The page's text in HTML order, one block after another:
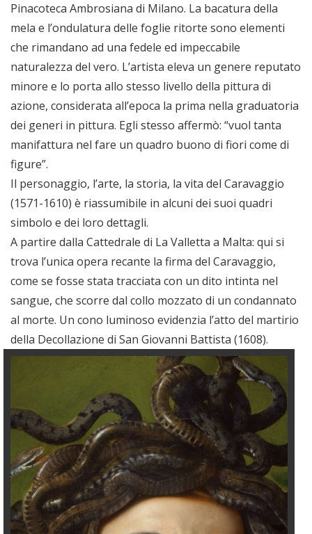
Pinacoteca Ambrosiana di Milano. La bacatura della
mela e l’ondulatura delle foglie ritorte sono elementi
che rimandano ad una fedele ed impeccabile
naturalezza del vero. L’artista eleva un genere reputato
minore e lo porta allo stesso livello della pittura di
azione, considerata all’epoca la prima nella graduatoria
dei generi in pittura. Egli stesso affermò: “vuol tanta
manifattura nel fare un quadro buono di fiori come di
figure”.
Il personaggio, l’arte, la storia, la vita del Caravaggio
(1571-1610) è riassumibile in alcuni dei suoi quadri
simbolo e dei loro dettagli.
A partire dalla Cattedrale di La Valletta a Malta: qui si
trova l’unica opera recante la firma del Caravaggio,
come se fosse stata tracciata con un dito intinta nel
sangue, che scorre dal collo mozzato di un condannato
al morte. Un cono luminoso evidenzia l’atto del martirio
della Decollazione di San Giovanni Battista (1608).